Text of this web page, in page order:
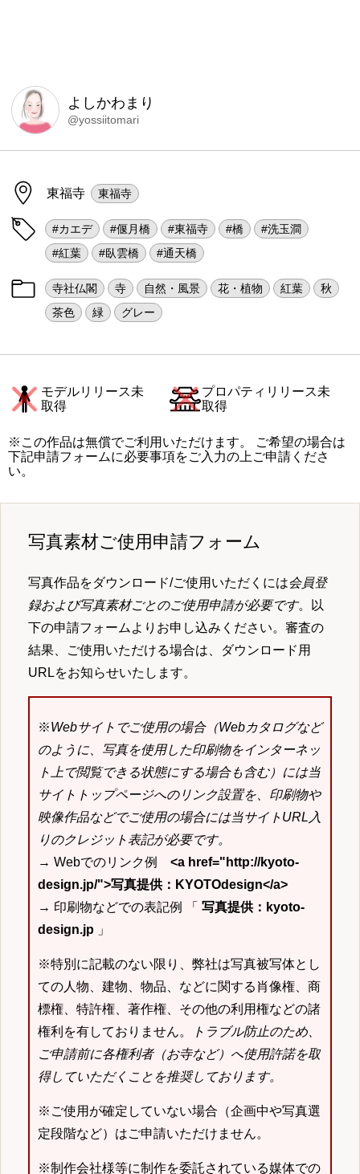
よしかわまり
@yossiitomari
東福寺 東福寺
#カエデ #偃月橋 #東福寺 #橋
#洗玉澗
#紅葉
#臥雲橋 #通天橋
寺社仏閣 寺 自然・風景 花・植物 紅葉
秋
茶色
緑 グレー
モデルリリース未
取得
プロパティリリース未
取得
※この作品は無償でご利用いただけます。 ご希望の場合は
下記申請フォームに必要事項をご入力の上ご申請くださ
い。
写真素材ご使用申請フォーム
写真作品をダウンロード/ご使用いただくには会員登
録および写真素材ごとのご使用申請が必要です。以
下の申請フォームよりお申し込みください。審査の
結果、ご使用いただける場合は、ダウンロード用
URLをお知らせいたします。
※Webサイトでご使用の場合（Webカタログなど
のように、写真を使用した印刷物をインターネッ
ト上で閲覧できる状態にする場合も含む）には当
サイトトップページへのリンク設置を、印刷物や
映像作品などでご使用の場合には当サイトURL入
りのクレジット表記が必要です。
→ Webでのリンク例 <a href="http://kyoto-
design.jp/">写真提供：KYOTOdesign</a>
→ 印刷物などでの表記例 「 写真提供：kyoto-
design.jp 」
※特別に記載のない限り、弊社は写真被写体とし
ての人物、建物、物品、などに関する肖像権、商
標権、特許権、著作権、その他の利用権などの諸
権利を有しておりません。
トラブル防止のため、
ご申請前に各権利者（お寺など）へ使用許諾を取
得していただくことを推奨しております。
※ご使用が確定していない場合（企画中や写真選
定段階など）はご申請いただけません。
※制作会社様等に制作を委託されている媒体での